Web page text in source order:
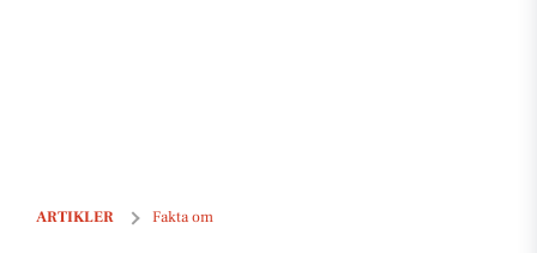
ARTIKLER Fakta om
Huspriserne går op i København Kommune